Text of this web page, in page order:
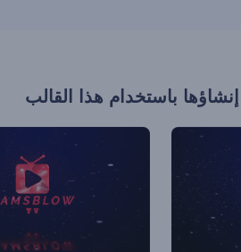
باستخدام هذا القالب